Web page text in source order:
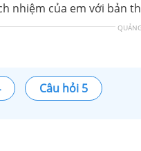
nhiệm của em với bản
Câu hỏi 5